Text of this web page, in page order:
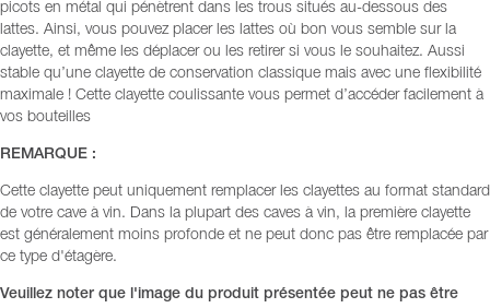
picots en métal qui pénètrent dans les trous situés au-dessous des
lattes. Ainsi, vous pouvez placer les lattes où bon vous semble sur la
clayette, et même les déplacer ou les retirer si vous le souhaitez. Aussi
stable qu’une clayette de conservation classique mais avec une flexibilité
maximale ! Cette clayette coulissante vous permet d’accéder facilement à
vos bouteilles
REMARQUE :
Cette clayette peut uniquement remplacer les clayettes au format standard
de votre cave à vin. Dans la plupart des caves à vin, la première clayette
est généralement moins profonde et ne peut donc pas être remplacée par
ce type d'étagère.
Veuillez noter que l'image du produit présentée peut ne pas être